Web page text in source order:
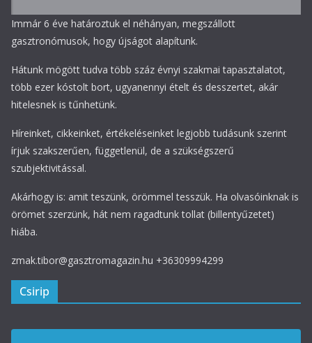
Immár 6 éve határoztuk el néhányan, megszállott
gasztronómusok, hogy újságot alapítunk.
Hátunk mögött tudva több száz évnyi szakmai tapasztalatot,
több ezer kóstolt bort, ugyanennyi ételt és desszertet, akár
hitelesnek is tűnhetünk.
Híreinket, cikkeinket, értékeléseinket legjobb tudásunk szerint
írjuk szakszerűen, függetlenül, de a szükségszerű
szubjektivitással.
Akárhogy is: amit teszünk, örömmel tesszük. Ha olvasóinknak is
örömet szerzünk, hát nem ragadtunk tollat (billentyűzetet)
hiába.
zmak.tibor@gasztromagazin.hu +36309994299
Csirip